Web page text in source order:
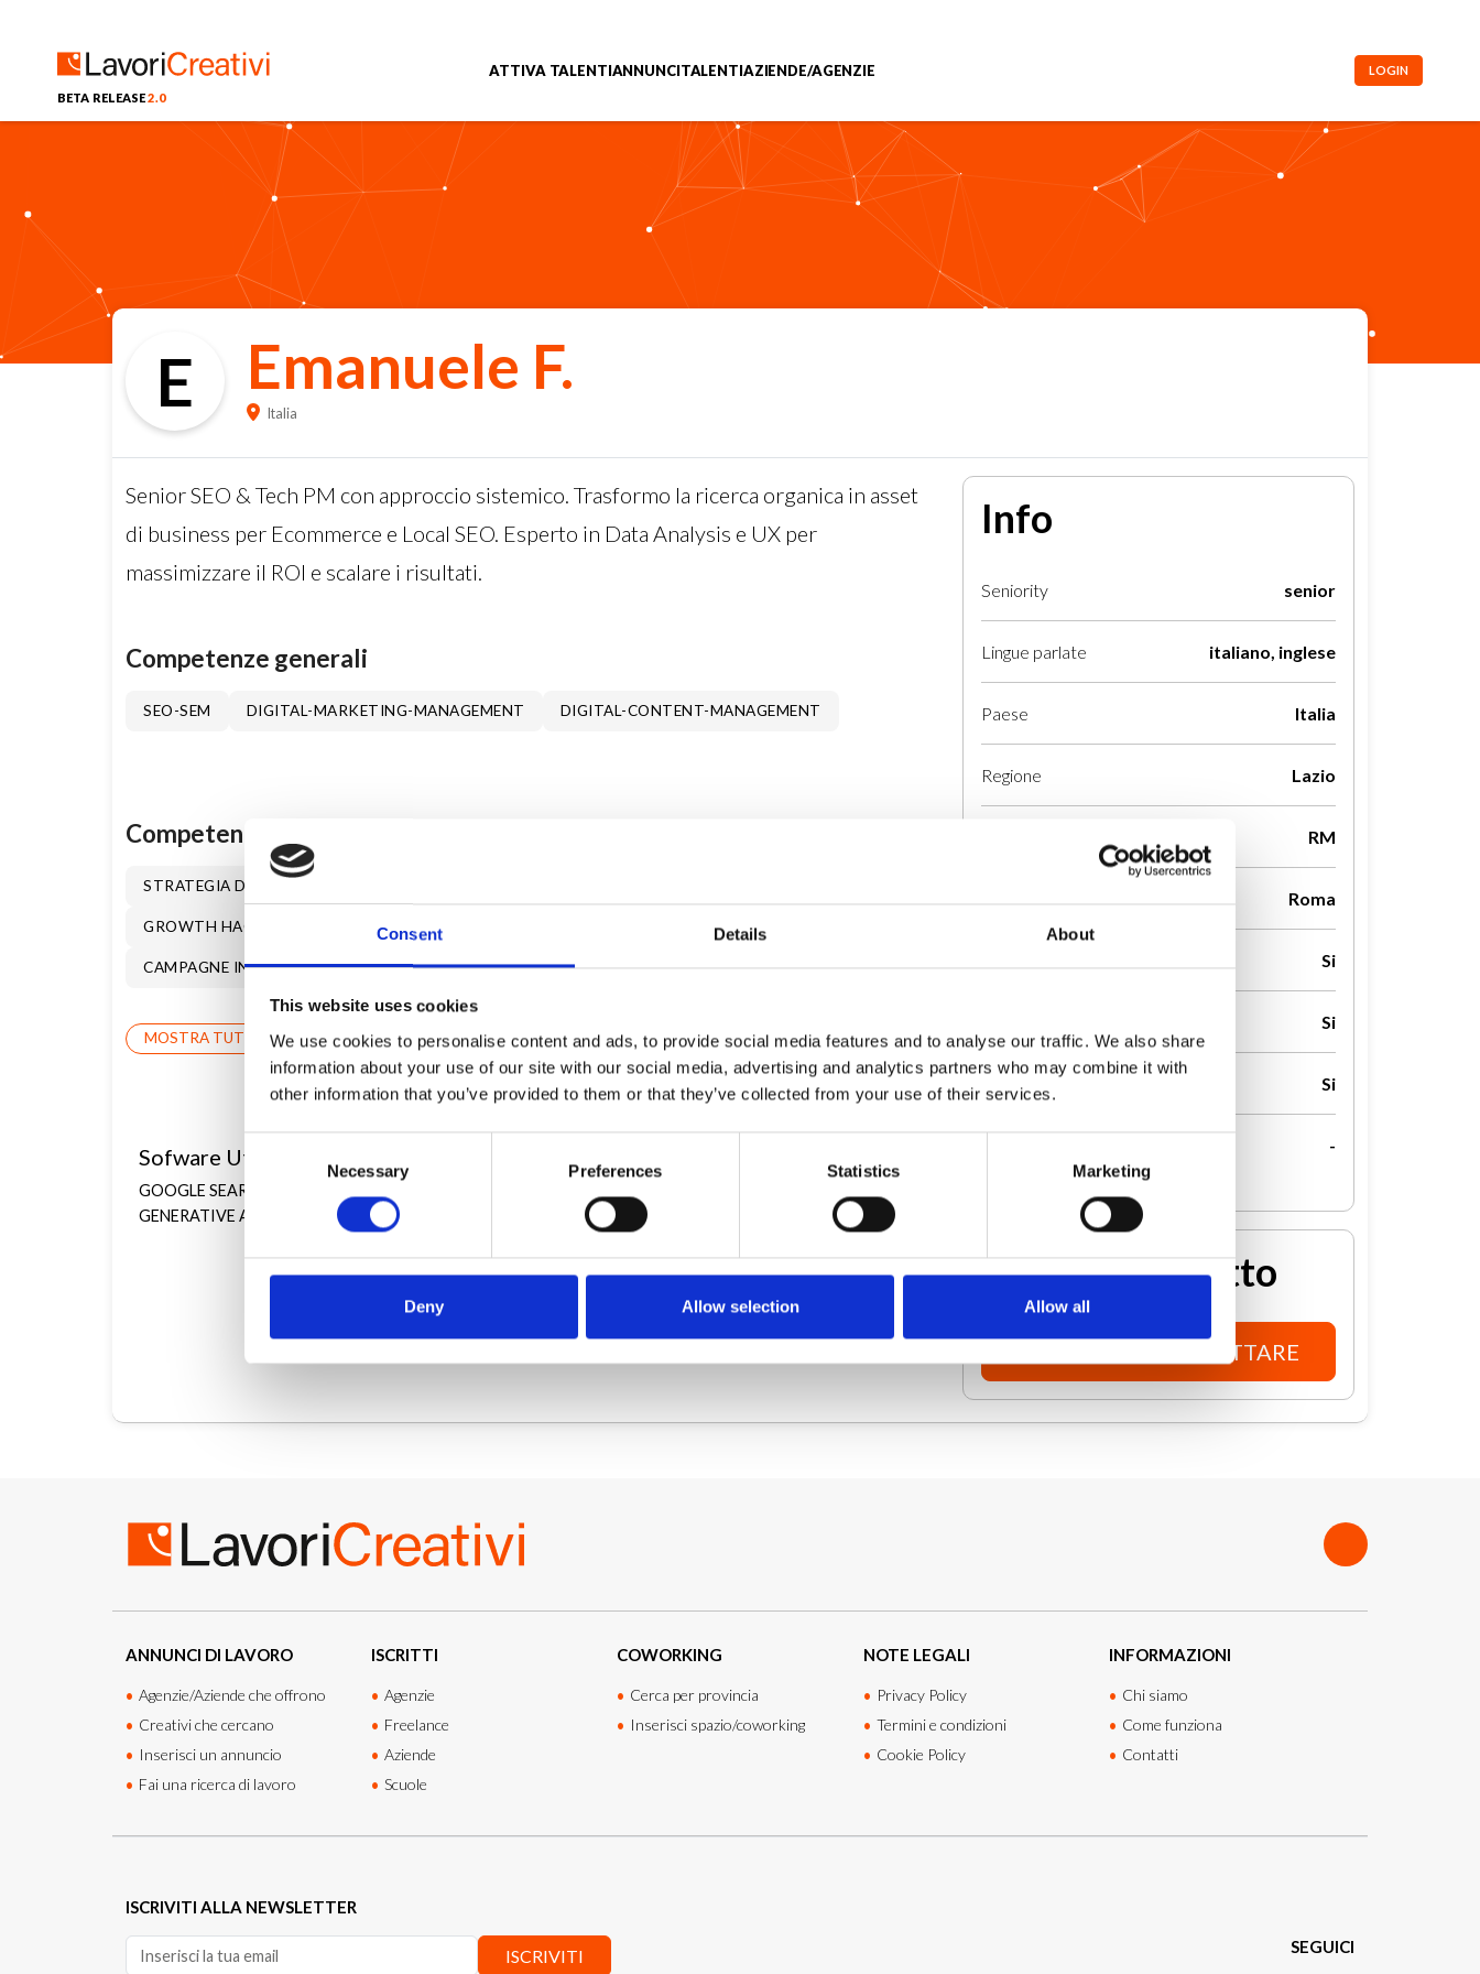
Consent Details About
This website uses cookies
We use cookies to personalise content and ads, to provide social media features and to analyse our traffic. We also share
information about your use of our site with our social media, advertising and analytics partners who may combine it with
other information that you’ve provided to them or that they’ve collected from your use of their services.
Necessary Preferences Statistics Marketing
Deny Allow selection Allow all
BETA RELEASE2.0
ATTIVA TALENTIANNUNCITALENTIAZIENDE/AGENZIE LOGIN
E Emanuele F.
Italia
Senior SEO & Tech PM con approccio sistemico. Trasformo la ricerca organica in asset
di business per Ecommerce e Local SEO. Esperto in Data Analysis e UX per
massimizzare il ROI e scalare i risultati.
Competenze generali
SEO-SEM DIGITAL-MARKETING-MANAGEMENT DIGITAL-CONTENT-MANAGEMENT
Competenze specifiche
STRATEGIA DIGITAL E OMNI-CHANNEL
GROWTH HACKING REAL TIME MARKETING BRANDED CONTENT DIGITAL E OMNI-CHANNEL
CAMPAGNE INFLUENCER
MOSTRA TUTTE
Sofware Utilizzati
GOOGLE SEARCH CONSOLE
GENERATIVE AI
WORDPRESS GA4 GOOGLE TREND SHOPIFY HEATMAPS
Info
Seniority senior
Lingue parlate italiano, inglese
Paese Italia
Regione Lazio
RM
Città Roma
Si
Si
Disponibilità lavoro ibrido Si
-
Entra in contatto
ACCEDI PER CONTATTARE
ANNUNCI DI LAVORO
Agenzie/Aziende che offrono
Creativi che cercano
Inserisci un annuncio
Fai una ricerca di lavoro
ISCRITTI
Agenzie
Freelance
Aziende
Scuole
COWORKING
Cerca per provincia
Inserisci spazio/coworking
NOTE LEGALI
Privacy Policy
Termini e condizioni
Cookie Policy
INFORMAZIONI
Chi siamo
Come funziona
Contatti
ISCRIVITI ALLA NEWSLETTER
ISCRIVITI SEGUICI